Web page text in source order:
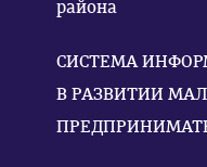
района
СИСТЕМА
В РАЗВИТИИ